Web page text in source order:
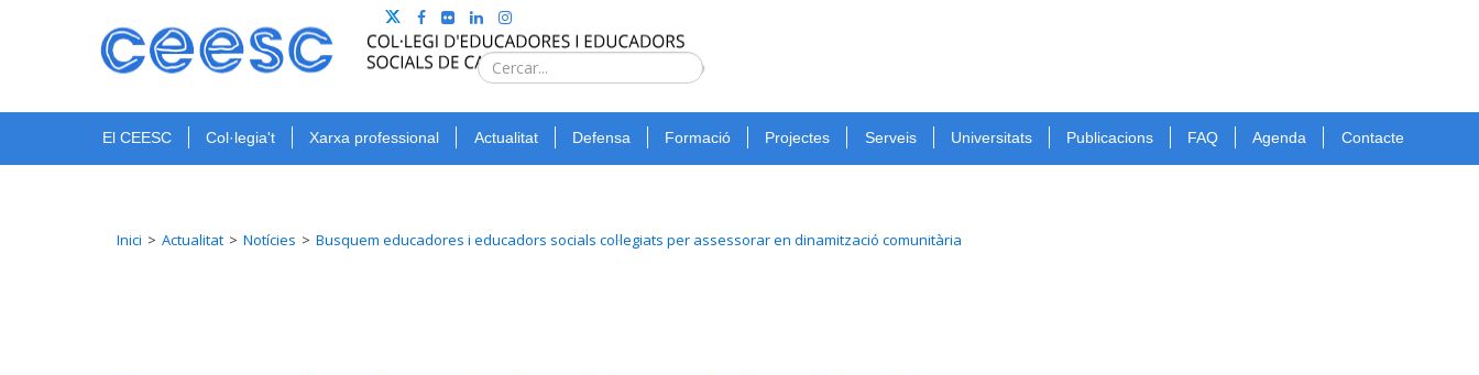
Type 2 or
for
results.
Cerca
El CEESC Col·legia't Xarxa professional Actualitat Defensa Formació Projectes Serveis Universitats Publicacions FAQ Agenda Contacte
Inici Actualitat Notícies Busquem educadores i educadors socials col·legiats per assessorar en dinamització comunitària